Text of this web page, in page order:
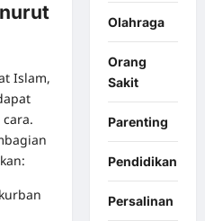
Islam,
Olahraga
Orang
Sakit
Parenting
Pendidikan
Persalinan